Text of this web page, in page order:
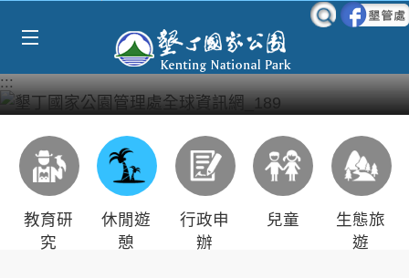
:::
教育研
究
休閒遊
憩
行政申
辦
兒童
生態旅
遊